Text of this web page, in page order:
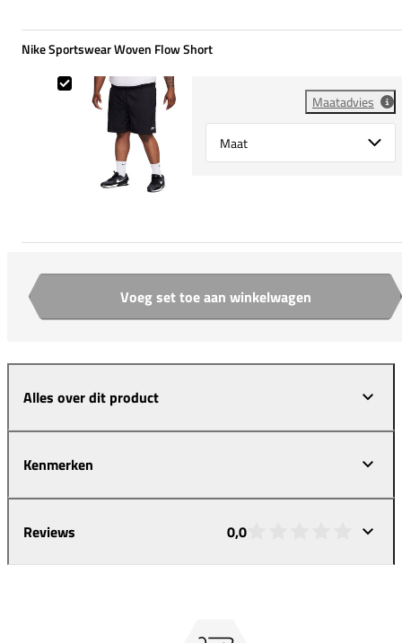
Nike Sportswear Woven Flow Short
Maatadvies
Select {option} for {name}
Nike Sportswear Woven Flow Short
Aantal Voeg set toe aan winkelwagen
Alles over dit product
Kenmerken
Reviews 0,0